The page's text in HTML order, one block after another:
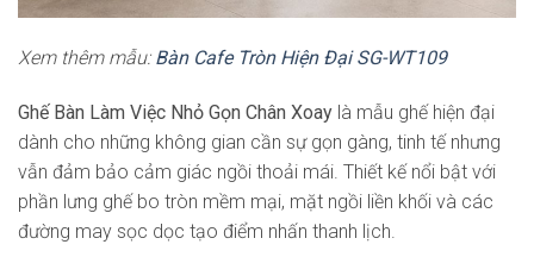
Xem thêm mẫu: Bàn Cafe Tròn Hiện Đại SG-WT109
Ghế Bàn Làm Việc Nhỏ Gọn Chân Xoay là mẫu ghế hiện đại
dành cho những không gian cần sự gọn gàng, tinh tế nhưng
vẫn đảm bảo cảm giác ngồi thoải mái. Thiết kế nổi bật với
phần lưng ghế bo tròn mềm mại, mặt ngồi liền khối và các
đường may sọc dọc tạo điểm nhấn thanh lịch.